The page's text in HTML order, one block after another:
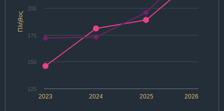
Πλήθος
2024 2026
2023 2025
125
150
175
200